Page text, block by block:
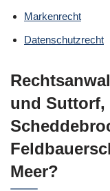
Markenrecht
Datenschutzrecht
und Suttorf,
Meer?